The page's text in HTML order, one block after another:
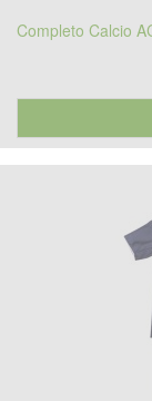
Completo Calcio